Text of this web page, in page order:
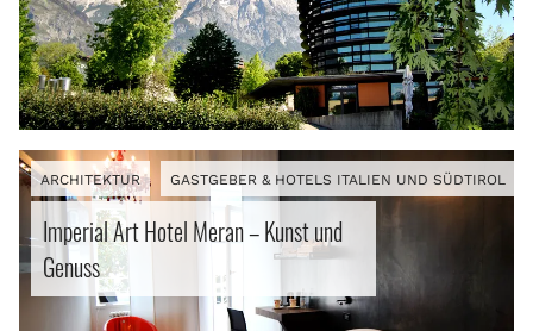
ARCHITEKTUR GASTGEBER & HOTELS ITALIEN UND SÜDTIROL
Imperial Art Hotel Meran – Kunst und
Genuss